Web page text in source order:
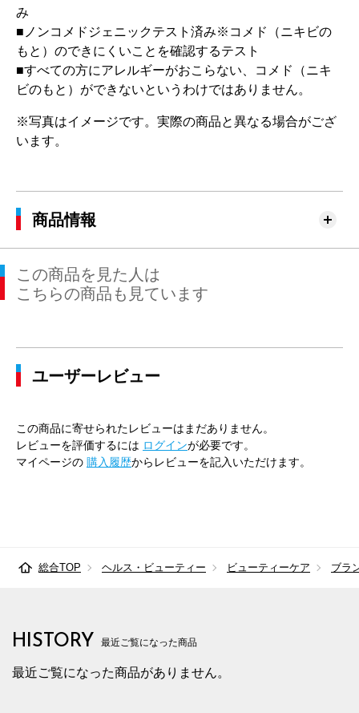
み
■ノンコメドジェニックテスト済み※コメド（ニキビの
もと）のできにくいことを確認するテスト
■すべての方にアレルギーがおこらない、コメド（ニキ
ビのもと）ができないというわけではありません。
※写真はイメージです。実際の商品と異なる場合がござ
います。
商品情報
この商品を見た人は
こちらの商品も見ています
ユーザーレビュー
この商品に寄せられたレビューはまだありません。
レビューを評価するには ログインが必要です。
マイページの 購入履歴からレビューを記入いただけます。
総合TOP ヘルス・ビューティー ビューティーケア ブラ
HISTORY 最近ご覧になった商品
最近ご覧になった商品がありません。